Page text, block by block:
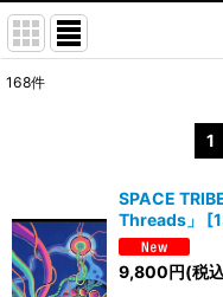
168件
1
SPACE
Threads」
[
9,800円(税